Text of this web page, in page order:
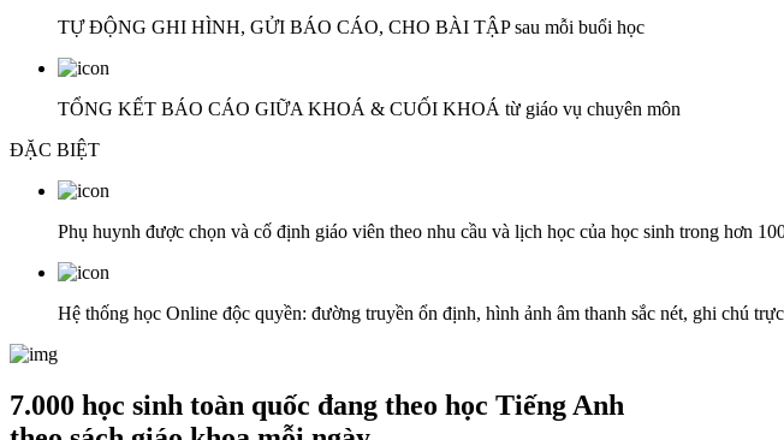
TỰ ĐỘNG GHI HÌNH, GỬI BÁO CÁO, CHO BÀI TẬP sau mỗi buổi học
TỔNG KẾT BÁO CÁO GIỮA KHOÁ & CUỐI KHOÁ từ giáo vụ chuyên môn
ĐẶC BIỆT
Phụ huynh được chọn và cố định giáo viên theo nhu cầu và lịch học của học sinh trong hơn
Hệ thống học Online độc quyền: đường truyền ổn định, hình ảnh âm thanh sắc nét, ghi chú
7.000 học sinh toàn quốc đang theo học Tiếng Anh